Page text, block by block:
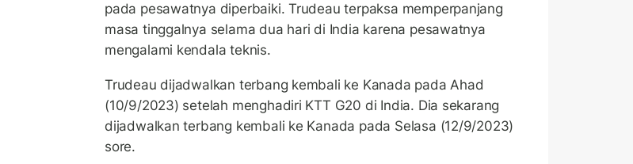
pada pesawatnya diperbaiki. Trudeau terpaksa memperpanjang
masa tinggalnya selama dua hari di India karena pesawatnya
mengalami kendala teknis.
Trudeau dijadwalkan terbang kembali ke Kanada pada Ahad
(10/9/2023) setelah menghadiri KTT G20 di India. Dia sekarang
dijadwalkan terbang kembali ke Kanada pada Selasa (12/9/2023)
sore.